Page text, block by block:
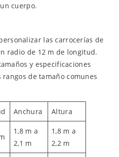
cuerpo.
las carrocerías de
radio de 12 m de longitud.
y especificaciones
de tamaño comunes
Anchura Altura
1,8 m a
2,1 m
1,8 m a
2,2 m